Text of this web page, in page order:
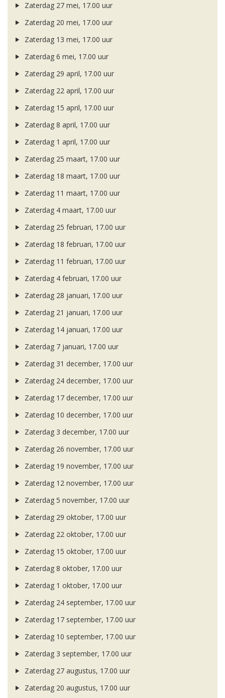
Zaterdag 27 mei, 17.00 uur
Zaterdag 20 mei, 17.00 uur
Zaterdag 13 mei, 17.00 uur
Zaterdag 6 mei, 17.00 uur
Zaterdag 29 april, 17.00 uur
Zaterdag 22 april, 17.00 uur
Zaterdag 15 april, 17.00 uur
Zaterdag 8 april, 17.00 uur
Zaterdag 1 april, 17.00 uur
Zaterdag 25 maart, 17.00 uur
Zaterdag 18 maart, 17.00 uur
Zaterdag 11 maart, 17.00 uur
Zaterdag 4 maart, 17.00 uur
Zaterdag 25 februari, 17.00 uur
Zaterdag 18 februari, 17.00 uur
Zaterdag 11 februari, 17.00 uur
Zaterdag 4 februari, 17.00 uur
Zaterdag 28 januari, 17.00 uur
Zaterdag 21 januari, 17.00 uur
Zaterdag 14 januari, 17.00 uur
Zaterdag 7 januari, 17.00 uur
Zaterdag 31 december, 17.00 uur
Zaterdag 24 december, 17.00 uur
Zaterdag 17 december, 17.00 uur
Zaterdag 10 december, 17.00 uur
Zaterdag 3 december, 17.00 uur
Zaterdag 26 november, 17.00 uur
Zaterdag 19 november, 17.00 uur
Zaterdag 12 november, 17.00 uur
Zaterdag 5 november, 17.00 uur
Zaterdag 29 oktober, 17.00 uur
Zaterdag 22 oktober, 17.00 uur
Zaterdag 15 oktober, 17.00 uur
Zaterdag 8 oktober, 17.00 uur
Zaterdag 1 oktober, 17.00 uur
Zaterdag 24 september, 17.00 uur
Zaterdag 17 september, 17.00 uur
Zaterdag 10 september, 17.00 uur
Zaterdag 3 september, 17.00 uur
Zaterdag 27 augustus, 17.00 uur
Zaterdag 20 augustus, 17.00 uur